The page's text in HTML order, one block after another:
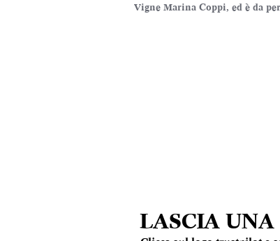
Vigne Marina Coppi, ed è da
LASCIA UNA